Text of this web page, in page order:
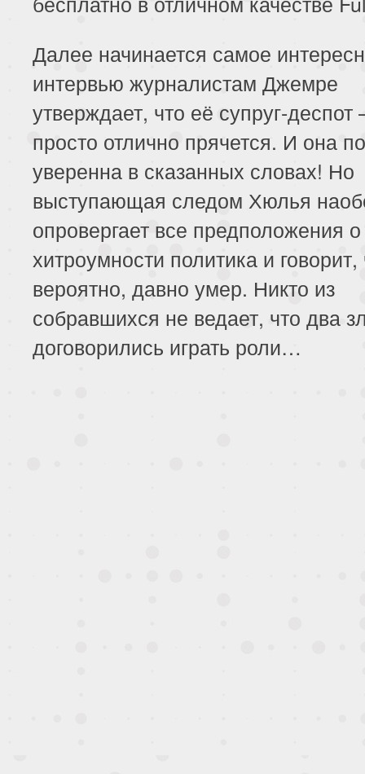
Далее начинается самое
интервью журналистам Джемре
утверждает, что её супруг-деспот
просто отлично прячется. И она
уверенна в сказанных словах! Но
выступающая следом Хюлья
опровергает все предположения о
хитроумности политика и говорит,
вероятно, давно умер. Никто из
собравшихся не ведает, что два
договорились играть роли…